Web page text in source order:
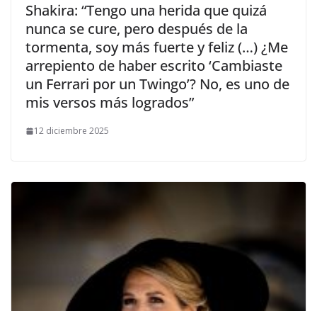
​Shakira: “Tengo una herida que quizá
nunca se cure, pero después de la
tormenta, soy más fuerte y feliz (…) ¿Me
arrepiento de haber escrito ‘Cambiaste
un Ferrari por un Twingo’? No, es uno de
mis versos más logrados”
12 diciembre 2025